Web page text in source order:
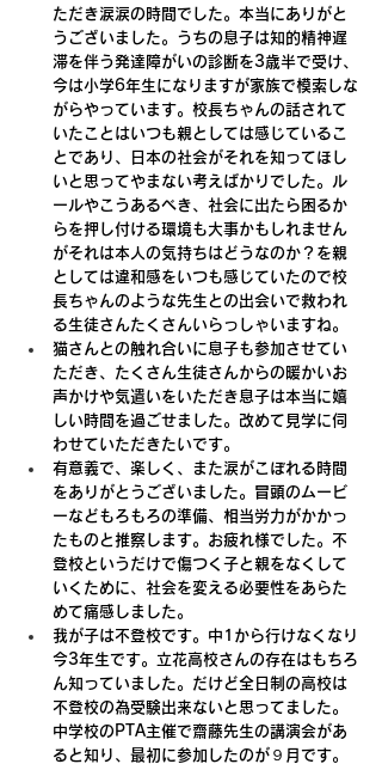
ただき涙涙の時間でした。本当にありがと
うございました。うちの息子は知的精神遅
滞を伴う発達障がいの診断を3歳半で受け、
今は小学6年生になりますが家族で模索しな
がらやっています。校長ちゃんの話されて
いたことはいつも親としては感じているこ
とであり、日本の社会がそれを知ってほし
いと思ってやまない考えばかりでした。ル
ールやこうあるべき、社会に出たら困るか
らを押し付ける環境も大事かもしれません
がそれは本人の気持ちはどうなのか？を親
としては違和感をいつも感じていたので校
長ちゃんのような先生との出会いで救われ
る生徒さんたくさんいらっしゃいますね。
猫さんとの触れ合いに息子も参加させてい
ただき、たくさん生徒さんからの暖かいお
声かけや気遣いをいただき息子は本当に嬉
しい時間を過ごせました。改めて見学に伺
わせていただきたいです。
有意義で、楽しく、また涙がこぼれる時間
をありがとうございました。冒頭のムービ
ーなどもろもろの準備、相当労力がかかっ
たものと推察します。お疲れ様でした。不
登校というだけで傷つく子と親をなくして
いくために、社会を変える必要性をあらた
めて痛感しました。
我が子は不登校です。中1から行けなくなり
今3年生です。立花高校さんの存在はもちろ
ん知っていました。だけど全日制の高校は
不登校の為受験出来ないと思ってました。
中学校のPTA主催で齋藤先生の講演会があ
ると知り、最初に参加したのが９月です。